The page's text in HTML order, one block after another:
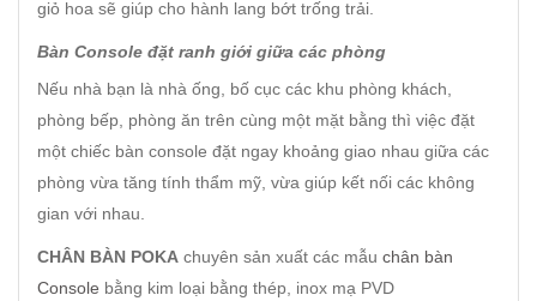
giỏ hoa sẽ giúp cho hành lang bớt trống trải.
Bàn Console đặt ranh giới giữa các phòng
Nếu nhà bạn là nhà ống, bố cục các khu phòng khách,
phòng bếp, phòng ăn trên cùng một mặt bằng thì việc đặt
một chiếc bàn console đặt ngay khoảng giao nhau giữa các
phòng vừa tăng tính thẩm mỹ, vừa giúp kết nối các không
gian với nhau.
CHÂN BÀN POKA chuyên sản xuất các mẫu chân bàn
Console bằng kim loại bằng thép, inox mạ PVD